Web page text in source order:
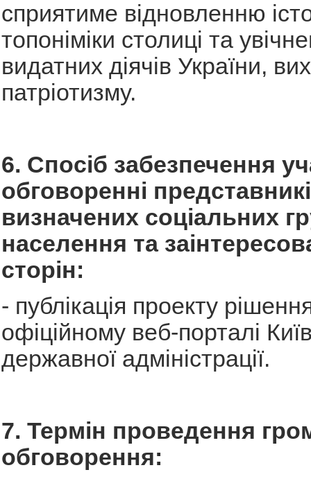
сприятиме відновленню
топоніміки столиці та
видатних діячів України,
патріотизму.
6. Спосіб забезпечення
обговоренні
визначених соціальних
населення та
сторін:
- публікація проекту
офіційному веб-порталі
державної адміністрації.
7. Термін проведення
обговорення: